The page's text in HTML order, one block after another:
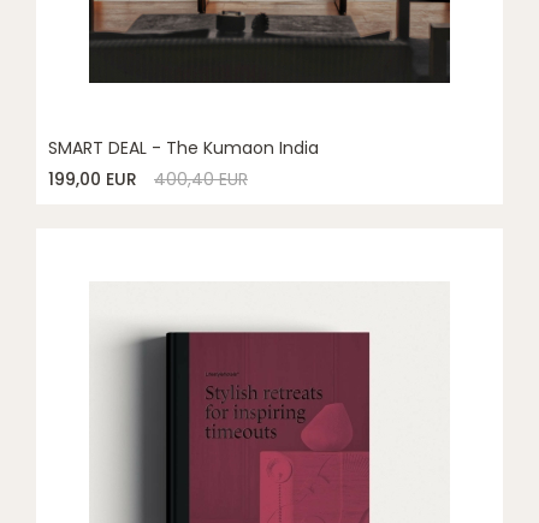
SMART DEAL - The Kumaon India
199,00 EUR
400,40 EUR